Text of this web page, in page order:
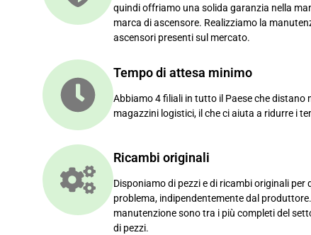
quindi offriamo una solida garanzia nella
marca di ascensore. Realizziamo la
ascensori presenti sul mercato.
Tempo di attesa minimo
Abbiamo 4 filiali in tutto il Paese che distano
magazzini logistici, il che ci aiuta a ridurre i
Ricambi originali
Disponiamo di pezzi e di ricambi originali per
problema, indipendentemente dal
manutenzione sono tra i più completi del
di pezzi.